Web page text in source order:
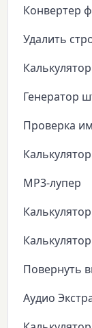
Конвертер
Удалить
Генератор
Проверка
MP3-лупер
Повернуть
Аудио